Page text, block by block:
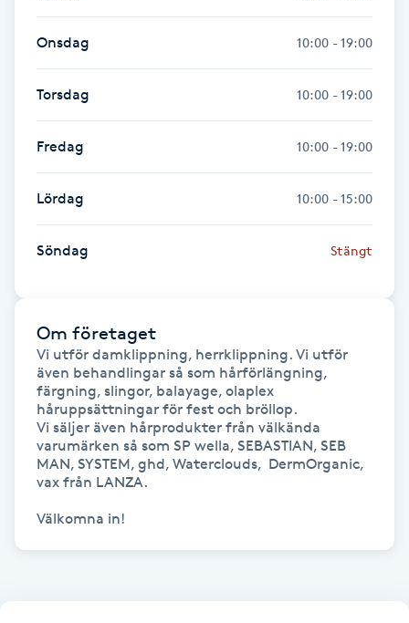
Japansk massage
Katun fransar
Kemisk peeling
Kinesiologi
Kinesisk medicin
Kiropraktik
Klangmassage
Onsdag 10:00 - 19:00
Torsdag 10:00 - 19:00
Fredag 10:00 - 19:00
Lördag 10:00 - 15:00
Söndag Stängt
Om företaget
Vi utför damklippning, herrklippning. Vi utför
även behandlingar så som hårförlängning,
färgning, slingor, balayage, olaplex
håruppsättningar för fest och bröllop.
Vi säljer även hårprodukter från välkända
varumärken så som SP wella, SEBASTIAN, SEB
MAN, SYSTEM, ghd, Waterclouds,  DermOrganic,
vax från LANZA.
Välkomna in!